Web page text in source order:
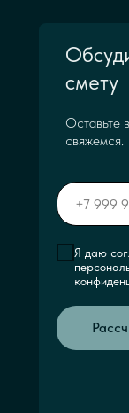
смету
Оставьте
свяжемся.
Я даю